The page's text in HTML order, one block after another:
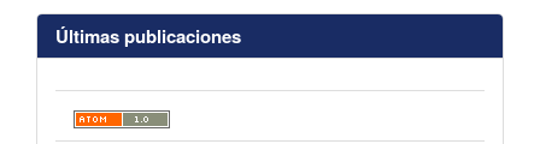
Últimas publicaciones